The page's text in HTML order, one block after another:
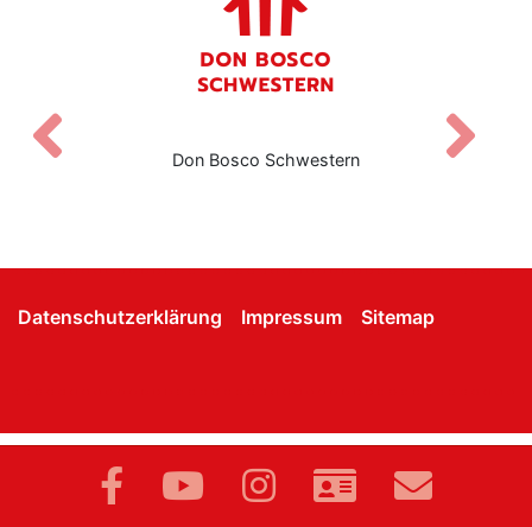
Don Bosco Schwestern
Zurück
Datenschutzerklärung Impressum Sitemap